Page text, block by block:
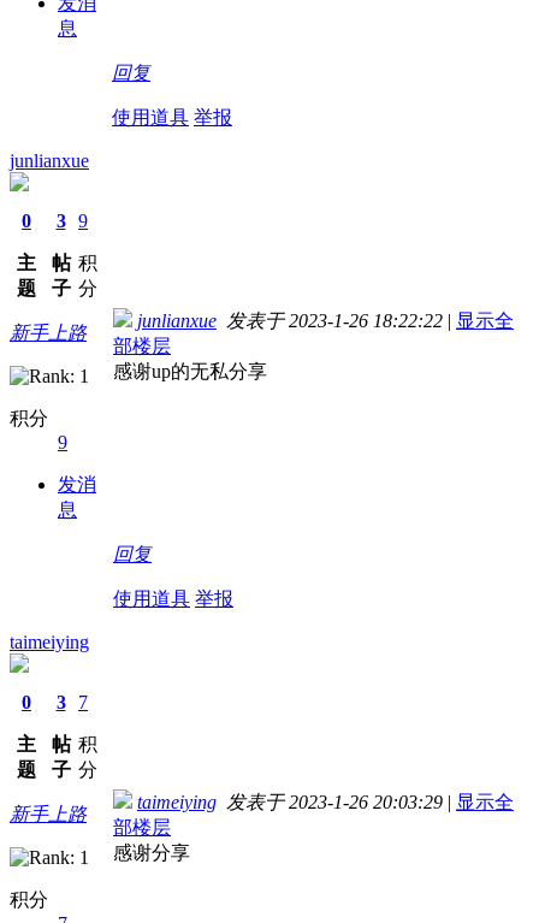
息
回复
使用道具 举报
junlianxue
0
主
题
3
帖
子
9
积
分
新手上路
积分
9
发消
息
junlianxue 发表于 2023-1-26 18:22:22 | 显示全
部楼层
感谢up的无私分享
回复
使用道具 举报
taimeiying
0
主
题
3
帖
子
7
积
分
新手上路
积分
taimeiying 发表于 2023-1-26 20:03:29 | 显示全
部楼层
感谢分享